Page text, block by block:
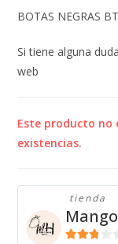
BOTAS NEGRAS
Si tiene alguna
web
Este producto no
existencias.
tienda